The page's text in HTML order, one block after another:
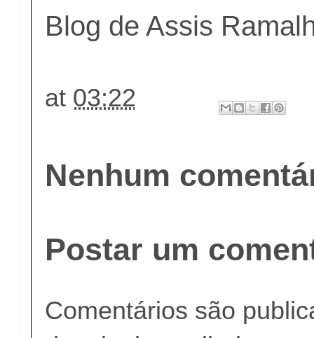
Blog de Assis
at 03:22
Nenhum
Postar um
Comentários são